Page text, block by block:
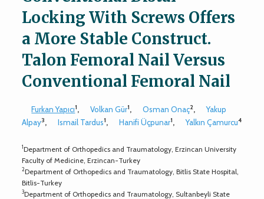
Locking With Screws Offers
a More Stable Construct.
Talon Femoral Nail Versus
Conventional Femoral Nail
Furkan Yapıcı1, Volkan Gür1, Osman Onaç2,
Yakup
Alpay3, Ismail Tardus1, Hanifi Üçpunar1, Yalkın Çamurcu4
1Department of Orthopedics and Traumatology, Erzincan University
Faculty of Medicine, Erzincan-Turkey
2Department of Orthopedics and Traumatology, Bitlis State Hospital,
Bitlis-Turkey
3Department of Orthopedics and Traumatology, Sultanbeyli State